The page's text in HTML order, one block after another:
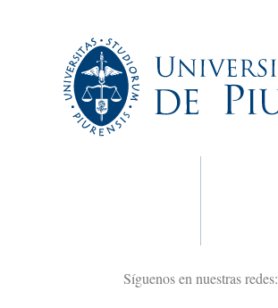
Síguenos en nuestras redes: